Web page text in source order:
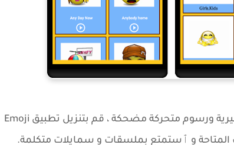
ورسوم متحركة مضحكة ، قم بتنزيل تطبيق